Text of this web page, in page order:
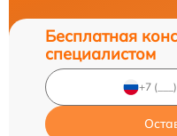
Бесплатная
специалистом